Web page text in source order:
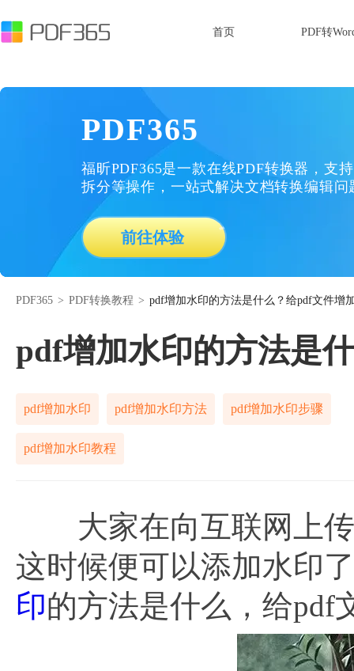
首页 PDF转
PDF365
福昕PDF365是一款在线PDF转换器，支
拆分等操作，一站式解决文档转换编辑问
前往体验
PDF365 > PDF转换教程 > pdf增加水印的方法是什么？给pdf文件增
pdf增加水印的方法是
pdf增加水印 pdf增加水印方法 pdf增加水印步骤
pdf增加水印教程
大家在向互联网上传
这时候便可以添加水印
印的方法是什么，给pdf